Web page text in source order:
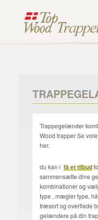
Trappegelænder
Wood trapper Se
her.
du kan i få et tilbud
sammensætte dine
kombinationer og
type , mægler type,
træsort og overflade
gelændere på din